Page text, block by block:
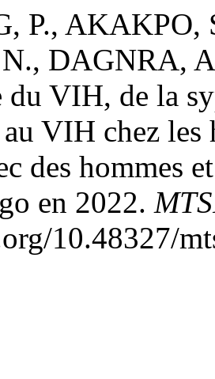
P.,
DAGNRA,
du VIH, de la
VIH chez les
des hommes
en 2022.
10.48327/